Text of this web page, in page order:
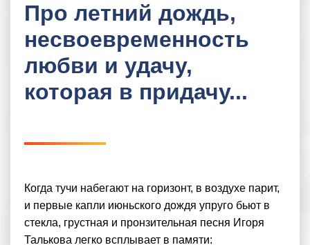
Про летний дождь,
несвоевременность
любви и удачу,
которая в придачу...
Когда тучи набегают на горизонт, в воздухе парит,
и первые капли июньского дождя упруго бьют в
стекла, грустная и пронзительная песня Игоря
Талькова легко всплывает в памяти: